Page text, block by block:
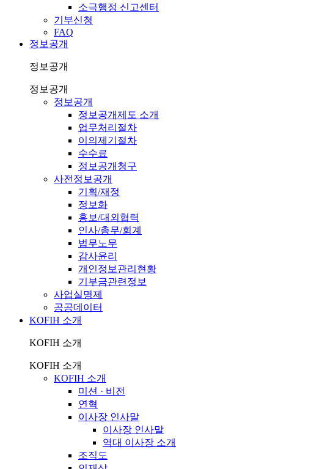
소극행정 신고센터
기부신청
FAQ
정보공개
정보공개
정보공개
정보공개
정보공개제도 소개
업무처리절차
이의제기절차
수수료
정보공개청구
사전정보공개
기획/재정
정보화
홍보/대외협력
인사/총무/회계
법무노무
감사윤리
개인정보관리현황
기부금관련정보
사업실명제
공공데이터
KOFIH 소개
KOFIH 소개
KOFIH 소개
KOFIH 소개
미션 · 비전
연혁
이사장 인사말
이사장 인사말
역대 이사장 소개
조직도